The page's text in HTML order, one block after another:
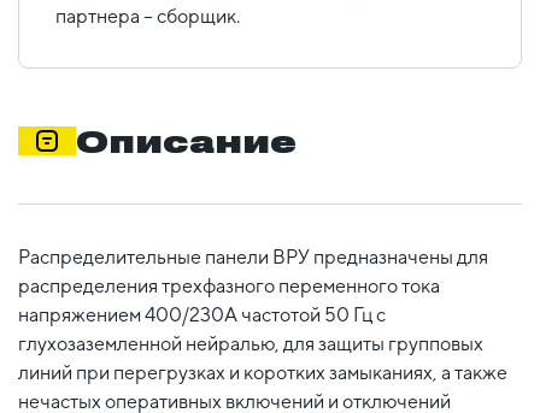
партнера – сборщик.
Описание
Распределительные панели ВРУ предназначены для
распределения трехфазного переменного тока
напряжением 400/230А частотой 50 Гц с
глухозаземленной нейралью, для защиты групповых
линий при перегрузках и коротких замыканиях, а также
нечастых оперативных включений и отключений